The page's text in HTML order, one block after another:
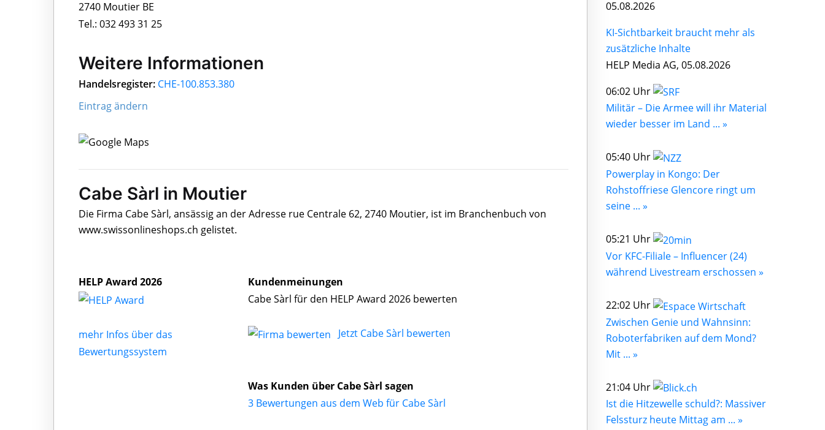
2740 Moutier BE
Tel.: 032 493 31 25
Weitere Informationen
Handelsregister: CHE-100.853.380
Eintrag ändern
Cabe Sàrl in Moutier
Die Firma Cabe Sàrl, ansässig an der Adresse rue Centrale 62, 2740 Moutier, ist im Branchenbuch von
www.swissonlineshops.ch gelistet.
HELP Award 2026
mehr Infos über das
Bewertungssystem
Kundenmeinungen
Cabe Sàrl für den HELP Award 2026 bewerten
Jetzt Cabe Sàrl bewerten
Was Kunden über Cabe Sàrl sagen
3 Bewertungen aus dem Web für Cabe Sàrl
05.08.2026
KI-Sichtbarkeit braucht mehr als
zusätzliche Inhalte
HELP Media AG, 05.08.2026
06:02 Uhr
Militär – Die Armee will ihr Material
wieder besser im Land ... »
05:40 Uhr
Powerplay in Kongo: Der
Rohstoffriese Glencore ringt um
seine ... »
05:21 Uhr
Vor KFC-Filiale – Influencer (24)
während Livestream erschossen »
22:02 Uhr
Zwischen Genie und Wahnsinn:
Roboterfabriken auf dem Mond?
Mit ... »
21:04 Uhr
Ist die Hitzewelle schuld?: Massiver
Felssturz heute Mittag am ... »